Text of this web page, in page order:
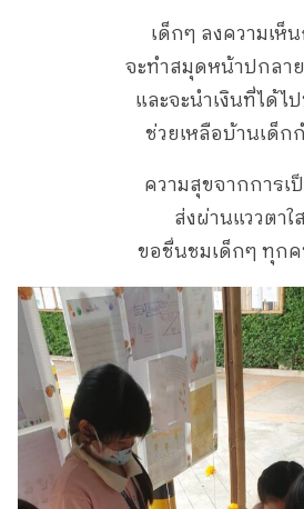
เด็กๆ ลงความเห็
จะทำสมุดหน้าปกลา
และจะนำเงินที่ได้ไ
ช่วยเหลือบ้านเด็ก
ความสุขจากการเ
ส่งผ่านแววตาใ
ขอชื่นชมเด็กๆ ทุก